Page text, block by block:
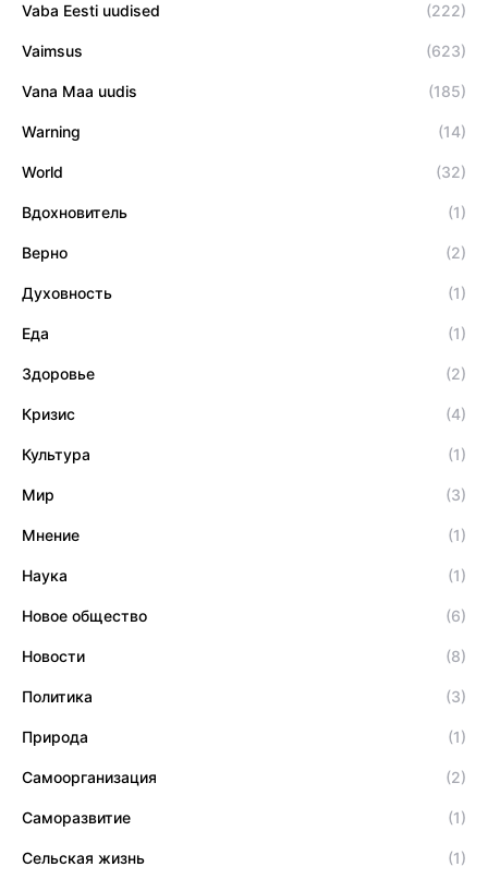
Vaba Eesti uudised (222)
Vaimsus (623)
Vana Maa uudis (185)
Warning (14)
World (32)
Вдохновитель (1)
Верно (2)
Духовность (1)
Еда (1)
Здоровье (2)
Кризис (4)
Культура (1)
Мир (3)
Мнение (1)
Наука (1)
Новое общество (6)
Новости (8)
Политика (3)
Природа (1)
Самоорганизация (2)
Саморазвитие (1)
Сельская жизнь (1)